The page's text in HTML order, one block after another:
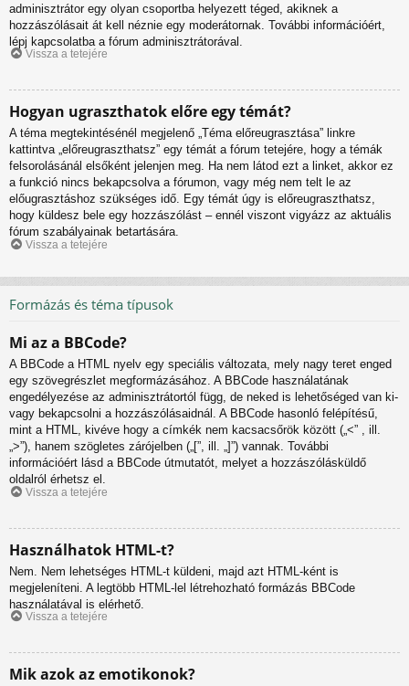
adminisztrátor egy olyan csoportba helyezett téged, akiknek a
hozzászólásait át kell néznie egy moderátornak. További információért,
lépj kapcsolatba a fórum adminisztrátorával.
Vissza a tetejére
Hogyan ugraszthatok előre egy témát?
A téma megtekintésénél megjelenő „Téma előreugrasztása” linkre
kattintva „előreugraszthatsz” egy témát a fórum tetejére, hogy a témák
felsorolásánál elsőként jelenjen meg. Ha nem látod ezt a linket, akkor ez
a funkció nincs bekapcsolva a fórumon, vagy még nem telt le az
előugrasztáshoz szükséges idő. Egy témát úgy is előreugraszthatsz,
hogy küldesz bele egy hozzászólást – ennél viszont vigyázz az aktuális
fórum szabályainak betartására.
Vissza a tetejére
Formázás és téma típusok
Mi az a BBCode?
A BBCode a HTML nyelv egy speciális változata, mely nagy teret enged
egy szövegrészlet megformázásához. A BBCode használatának
engedélyezése az adminisztrátortól függ, de neked is lehetőséged van ki-
vagy bekapcsolni a hozzászólásaidnál. A BBCode hasonló felépítésű,
mint a HTML, kivéve hogy a címkék nem kacsacsőrök között („<” , ill.
„>”), hanem szögletes zárójelben („[”, ill. „]”) vannak. További
információért lásd a BBCode útmutatót, melyet a hozzászólásküldő
oldalról érhetsz el.
Vissza a tetejére
Használhatok HTML-t?
Nem. Nem lehetséges HTML-t küldeni, majd azt HTML-ként is
megjeleníteni. A legtöbb HTML-lel létrehozható formázás BBCode
használatával is elérhető.
Vissza a tetejére
Mik azok az emotikonok?